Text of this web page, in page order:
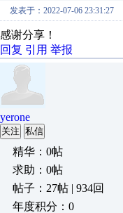
发表于：2022-07-06 23:31:27
感谢分享！
回复 引用 举报
yerone
关注 私信
精华：0帖
求助：0帖
帖子：27帖 | 934回
年度积分：0